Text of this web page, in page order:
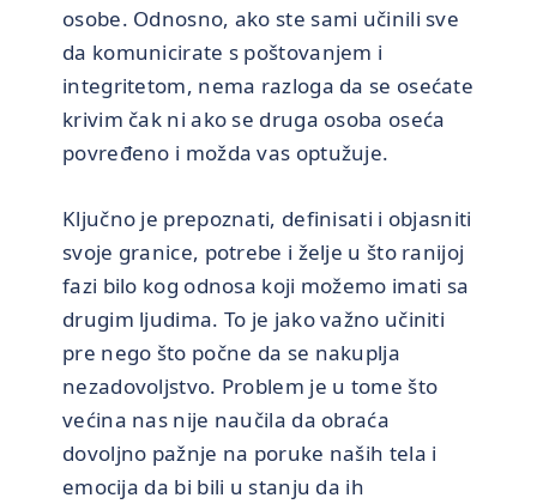
osobe. Odnosno, ako ste sami učinili sve
da komunicirate s poštovanjem i
integritetom, nema razloga da se osećate
krivim čak ni ako se druga osoba oseća
povređeno i možda vas optužuje.
Ključno je prepoznati, definisati i objasniti
svoje granice, potrebe i želje u što ranijoj
fazi bilo kog odnosa koji možemo imati sa
drugim ljudima. To je jako važno učiniti
pre nego što počne da se nakuplja
nezadovoljstvo. Problem je u tome što
većina nas nije naučila da obraća
dovoljno pažnje na poruke naših tela i
emocija da bi bili u stanju da ih